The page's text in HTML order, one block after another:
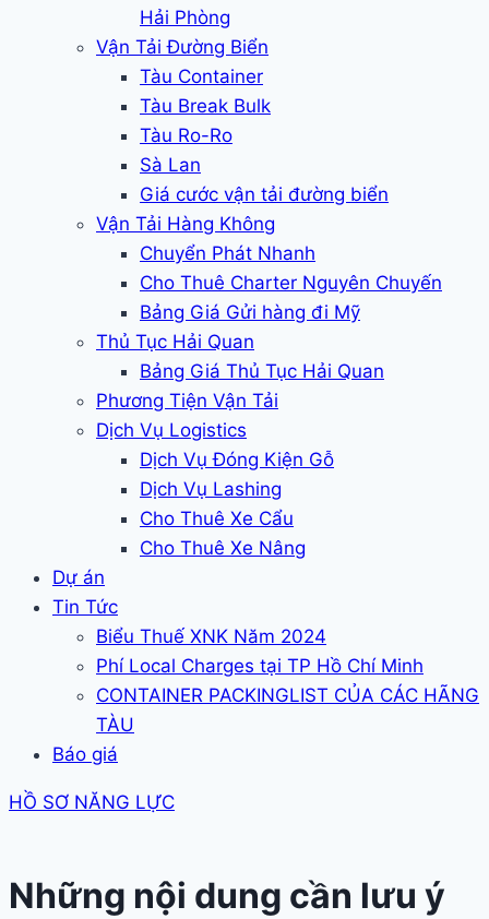
Hải Phòng
Vận Tải Đường Biển
Tàu Container
Tàu Break Bulk
Tàu Ro-Ro
Sà Lan
Giá cước vận tải đường biển
Vận Tải Hàng Không
Chuyển Phát Nhanh
Cho Thuê Charter Nguyên Chuyến
Bảng Giá Gửi hàng đi Mỹ
Thủ Tục Hải Quan
Bảng Giá Thủ Tục Hải Quan
Phương Tiện Vận Tải
Dịch Vụ Logistics
Dịch Vụ Đóng Kiện Gỗ
Dịch Vụ Lashing
Cho Thuê Xe Cẩu
Cho Thuê Xe Nâng
Dự án
Tin Tức
Biểu Thuế XNK Năm 2024
Phí Local Charges tại TP Hồ Chí Minh
CONTAINER PACKINGLIST CỦA CÁC HÃNG
TÀU
Báo giá
HỒ SƠ NĂNG LỰC
Những nội dung cần lưu ý